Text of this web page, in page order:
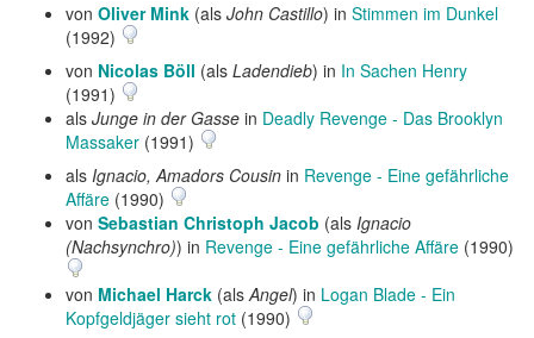
von Oliver Mink (als John Castillo) in Stimmen im Dunkel
(1992)
von Nicolas Böll (als Ladendieb) in In Sachen Henry
(1991)
als Junge in der Gasse in Deadly Revenge - Das Brooklyn
Massaker (1991)
als Ignacio, Amadors Cousin in Revenge - Eine gefährliche
Affäre (1990)
von Sebastian Christoph Jacob (als Ignacio
(Nachsynchro)) in Revenge - Eine gefährliche Affäre (1990)
von Michael Harck (alsAngel) in Logan Blade - Ein
Kopfgeldjäger sieht rot (1990)